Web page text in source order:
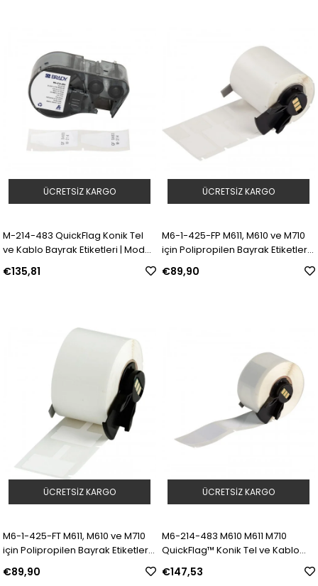
M-214-483 QuickFlag Konik Tel
ve Kablo Bayrak Etiketleri | Model:
170965 | SKU: Y5073124
€135,81
ÜCRETSIZ KARGO
M6-1-425-FP M611, M610 ve M710
için Polipropilen Bayrak Etiketler |
Model: 174381 | SKU: Y5076542
€89,90
ÜCRETSIZ KARGO
M6-1-425-FT M611, M610 ve M710
için Polipropilen Bayrak Etiketler |
€89,90
ÜCRETSIZ KARGO
M6-214-483 M610 M611 M710
QuickFlag™ Konik Tel ve Kablo
Bayrağı Etiketleri | Model: 176830 |
SKU: Y5175531
€147,53
ÜCRETSIZ KARGO